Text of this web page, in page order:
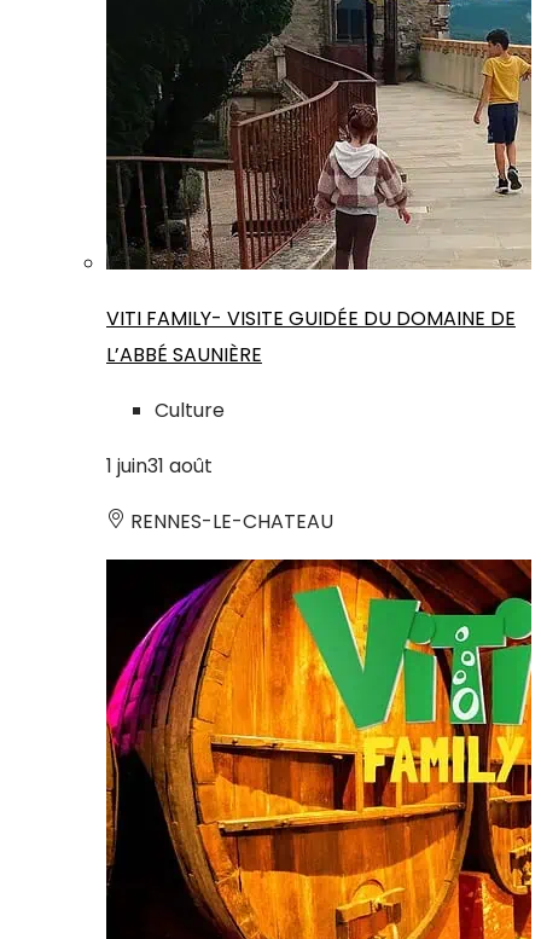
VITI FAMILY- VISITE GUIDÉE DU DOMAINE DE
L’ABBÉ SAUNIÈRE
Culture
1 juin31 août
RENNES-LE-CHATEAU